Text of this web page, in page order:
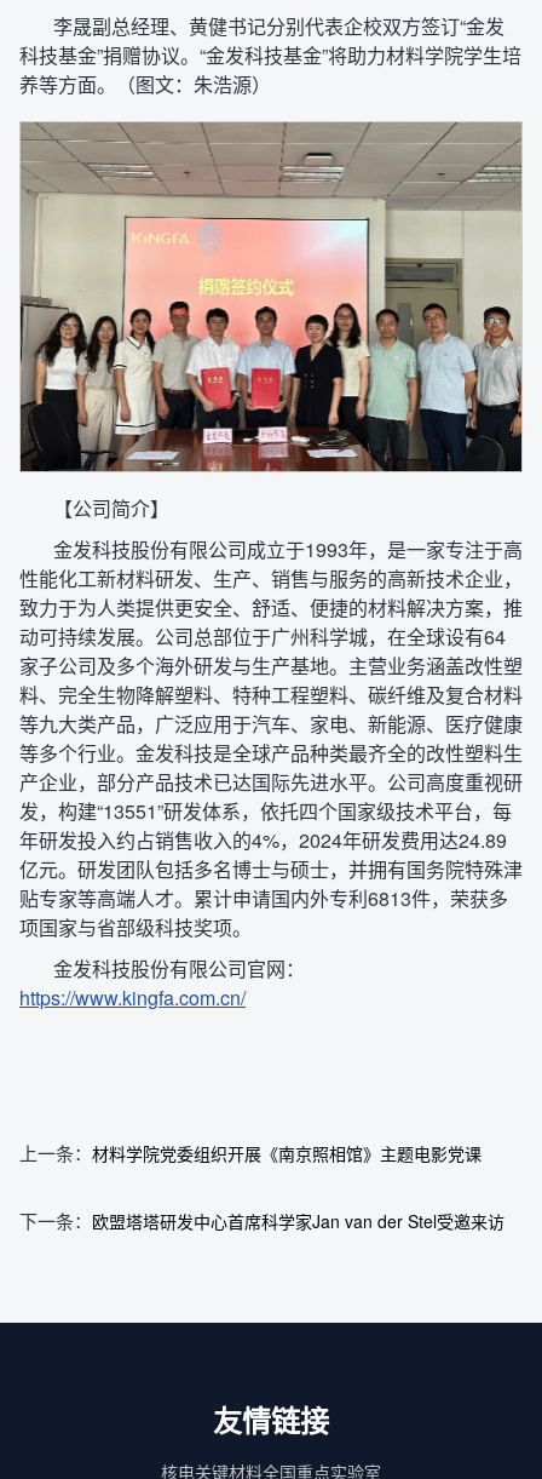
李晟副总经理、黄健书记分别代表企校双方签订“金发
科技基金”捐赠协议。“金发科技基金”将助力材料学院学生培
养等方面。（图文：朱浩源）
【公司简介】
金发科技股份有限公司成立于1993年，是一家专注于高
性能化工新材料研发、生产、销售与服务的高新技术企业，
致力于为人类提供更安全、舒适、便捷的材料解决方案，推
动可持续发展。公司总部位于广州科学城，在全球设有64
家子公司及多个海外研发与生产基地。主营业务涵盖改性塑
料、完全生物降解塑料、特种工程塑料、碳纤维及复合材料
等九大类产品，广泛应用于汽车、家电、新能源、医疗健康
等多个行业。金发科技是全球产品种类最齐全的改性塑料生
产企业，部分产品技术已达国际先进水平。公司高度重视研
发，构建“13551”研发体系，依托四个国家级技术平台，每
年研发投入约占销售收入的4%，2024年研发费用达24.89
亿元。研发团队包括多名博士与硕士，并拥有国务院特殊津
贴专家等高端人才。累计申请国内外专利6813件，荣获多
项国家与省部级科技奖项。
金发科技股份有限公司官网：
https://www.kingfa.com.cn/
上一条： 材料学院党委组织开展《南京照相馆》主题电影党课
下一条： 欧盟塔塔研发中心首席科学家Jan van der Stel受邀来访
友情链接
核电关键材料全国重点实验室